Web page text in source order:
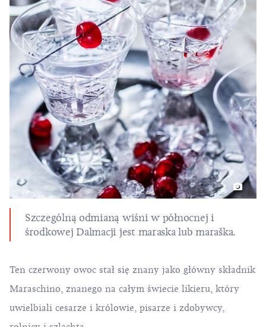
Szczególną odmianą wiśni w północnej i
środkowej Dalmacji jest maraska lub maraška.
Ten czerwony owoc stał się znany jako główny składnik
Maraschino, znanego na całym świecie likieru, który
uwielbiali cesarze i królowie, pisarze i zdobywcy,